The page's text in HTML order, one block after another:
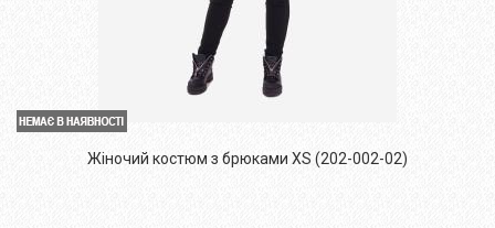
Жіночий костюм з брюками XS (202-002-02)